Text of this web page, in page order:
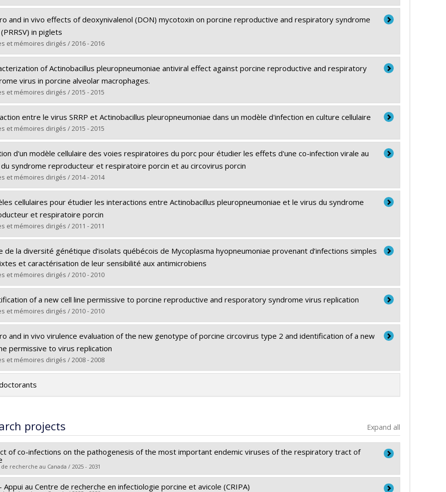
le document dans Papyrus
: Hathroubi, Skander
:Doctoral
:Ph. D.
le document dans Papyrus
and in vivo effects of deoxynivalenol (DON) mycotoxin on porcine reproductive and respiratory syndrome
in piglets
et mémoires dirigés / 2016 - 2016
:Pinilla, Vicente
:Master's
:M. Sc.
le document dans Papyrus
of Actinobacillus pleuropneumoniae antiviral effect against porcine reproductive and respiratory
virus in porcine alveolar macrophages.
et mémoires dirigés / 2015 - 2015
:Hernandez Reyes, Yenney
: Master's
:M. Sc.
le document dans Papyrus
entre le virus SRRP et Actinobacillus pleuropneumoniae dans un modèle d'infection en culture cellulaire
et mémoires dirigés / 2015 - 2015
:Ferreira Barbosa, Jérémy A.
:Master's
:M. Sc.
le document dans Papyrus
d'un modèle cellulaire des voies respiratoires du porc pour étudier les effets d'une co-infection virale au
syndrome reproducteur et respiratoire porcin et au circovirus porcin
et mémoires dirigés / 2014 - 2014
:Alvarez, Fernando
:Master's
:M. Sc.
le document dans Papyrus
cellulaires pour étudier les interactions entre Actinobacillus pleuropneumoniae et le virus du syndrome
et respiratoire porcin
et mémoires dirigés / 2011 - 2011
: Lévesque, Cynthia
:Master's
:M. Sc.
le document dans Papyrus
de la diversité génétique d’isolats québécois de Mycoplasma hyopneumoniae provenant d’infections simples
et caractérisation de leur sensibilité aux antimicrobiens
et mémoires dirigés / 2010 - 2010
:Charlebois, Audrey
: Master's
:M. Sc.
le document dans Papyrus
of a new cell line permissive to porcine reproductive and resporatory syndrome virus replication
et mémoires dirigés / 2010 - 2010
: Jian-Jun, Jia
: Master's
:M. Sc.
le document dans Papyrus
and in vivo virulence evaluation of the new genotype of porcine circovirus type 2 and identification of a new
permissive to virus replication
et mémoires dirigés / 2008 - 2008
:Music, Nedzad
:Master's
vers le document dans Papyrus
projects Expand all
of co-infections on the pathogenesis of the most important endemic viruses of the respiratory tract of
recherche au Canada / 2025 - 2031
researcher : Carl A. Gagnon
Appui au Centre de recherche en infectiologie porcine et avicole (CRIPA)